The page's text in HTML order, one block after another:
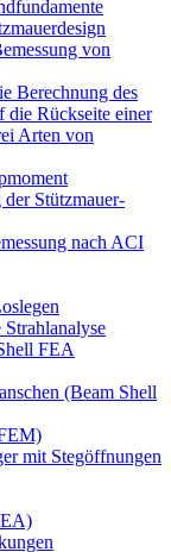
von
Berechnung des
die Rückseite einer
Arten von
Stützmauer-
nach ACI
FEA
(Beam Shell
mit Stegöffnungen